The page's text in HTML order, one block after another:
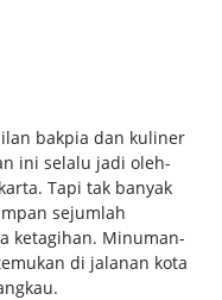
bakpia dan kuliner
ini selalu jadi oleh-
Tapi tak banyak
sejumlah
ketagihan. Minuman-
di jalanan kota